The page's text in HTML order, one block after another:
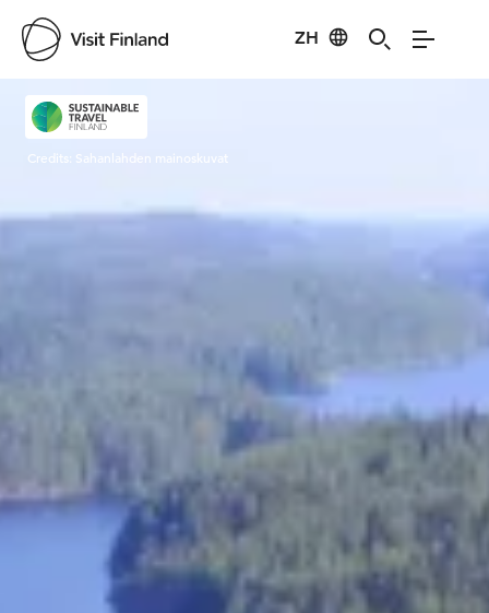
ZH
Visit Finland
Credits: Sahanlahden mainoskuvat